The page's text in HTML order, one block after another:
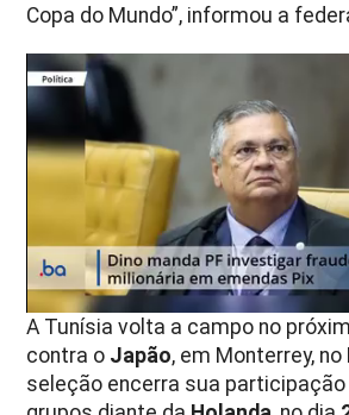
Copa do Mundo”, informou a
A Tunísia volta a campo no
contra o Japão, em Monterrey,
seleção encerra sua participação